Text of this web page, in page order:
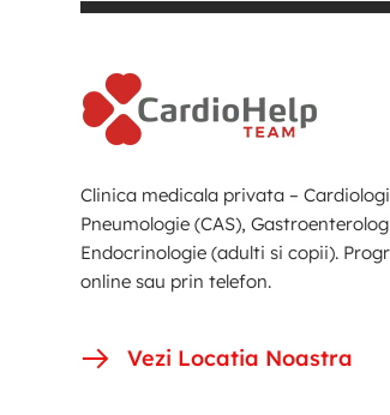
Clinica medicala privata –
Pneumologie (CAS),
Endocrinologie (adulti si copii).
online sau prin telefon.
Vezi Locatia Noastra